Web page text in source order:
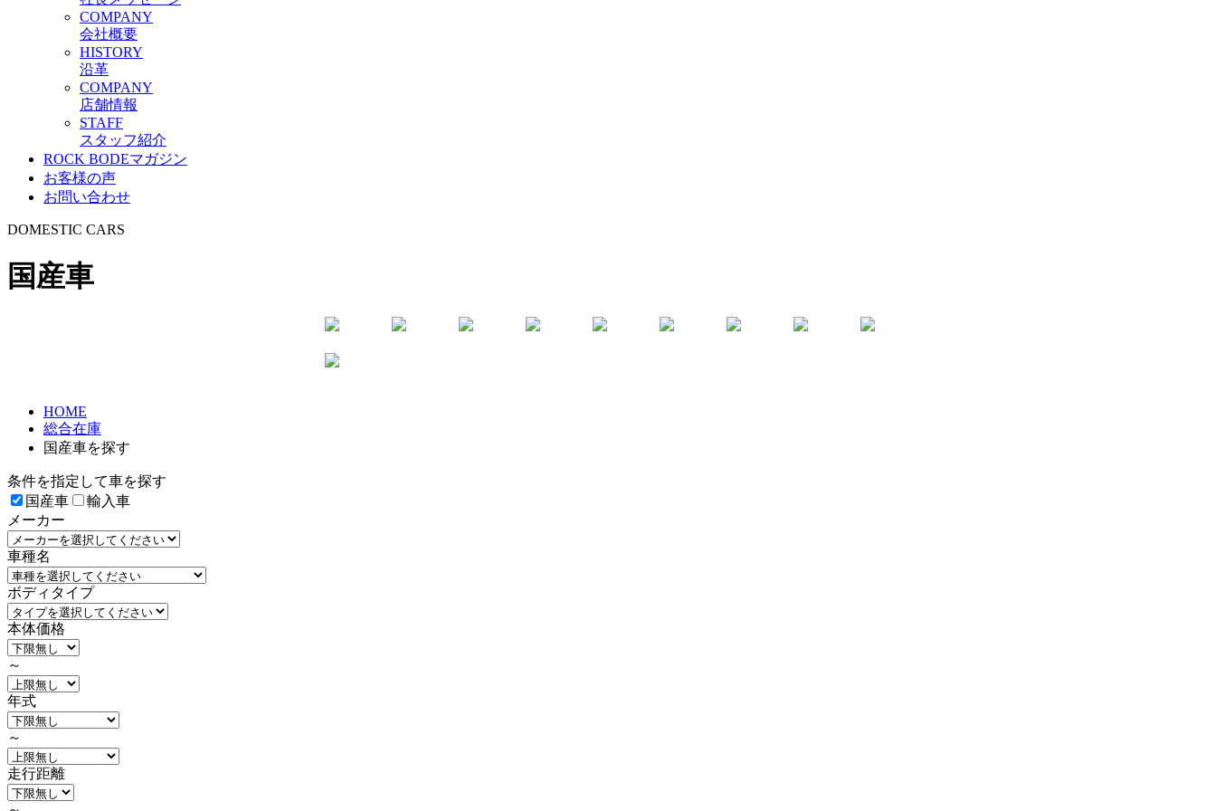
COMPANY
会社概要
HISTORY
沿革
COMPANY
店舗情報
STAFF
スタッフ紹介
ROCK BODEマガジン
お客様の声
お問い合わせ
DOMESTIC CARS
国産車
HOME
総合在庫
国産車を探す
条件を指定して車を探す
国産車
輸入車
メーカー
車種名
ボディタイプ
本体価格
～
年式
～
走行距離